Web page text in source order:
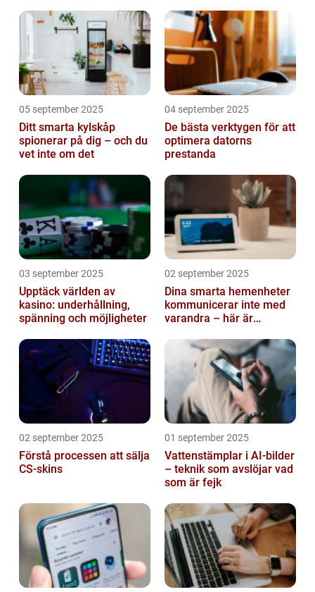
05 september 2025
Ditt smarta kylskåp
spionerar på dig – och du
vet inte om det
04 september 2025
De bästa verktygen för att
optimera datorns
prestanda
03 september 2025
Upptäck världen av
kasino: underhållning,
spänning och möjligheter
02 september 2025
Dina smarta hemenheter
kommunicerar inte med
varandra – här är
02 september 2025
Förstå processen att sälja
CS-skins
01 september 2025
Vattenstämplar i AI-bilder
– teknik som avslöjar vad
som är fejk